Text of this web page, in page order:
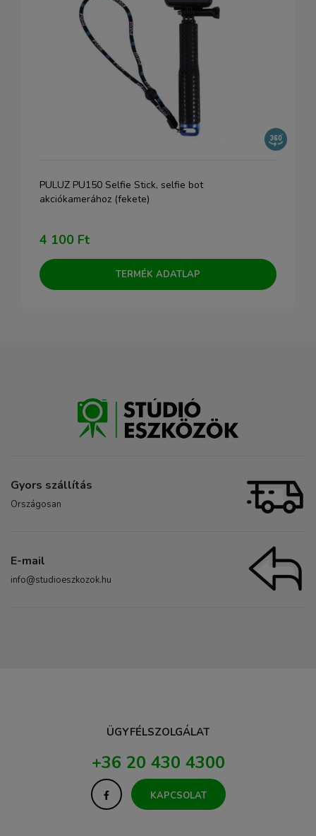
PULUZ PU150 Selfie Stick, selfie bot
akciókamerához (fekete)
4 100 Ft
TERMÉK ADATLAP
Gyors szállítás
Országosan
E-mail
info@studioeszkozok.hu
ÜGYFÉLSZOLGÁLAT
+36 20 430 4300
KAPCSOLAT